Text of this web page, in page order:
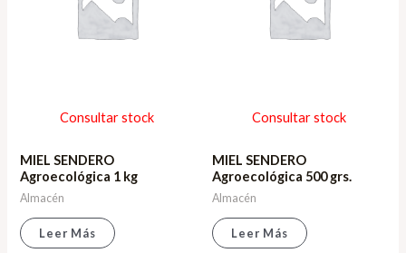
Consultar stock
MIEL SENDERO
Agroecológica 1 kg
Almacén
Leer Más
Consultar stock
MIEL SENDERO
Agroecológica 500 grs.
Almacén
Leer Más